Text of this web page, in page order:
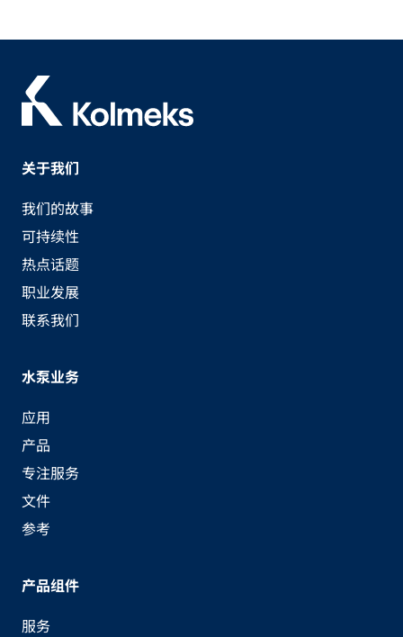
关于我们
我们的故事
可持续性
热点话题
职业发展
联系我们
水泵业务
应用
产品
专注服务
文件
参考
产品组件
服务